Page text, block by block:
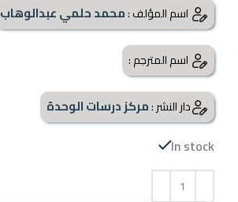
اسم المؤلف :محمد حلمي عبدالوهاب
اسم المترجم :
دار النشر :مركز درسات الوحدة
In stock